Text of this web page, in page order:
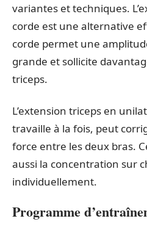
variantes et techniques.
corde est une alternative
corde permet une
grande et sollicite
triceps.
L’extension triceps en
travaille à la fois, peut
force entre les deux bras.
aussi la concentration sur
individuellement.
Programme